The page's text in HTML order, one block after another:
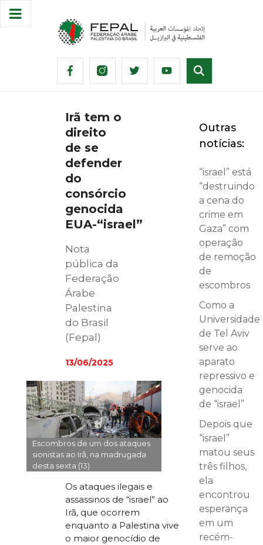
Irã tem o
direito
de se
defender
do
consórcio
genocida
EUA-“israel”
Nota
pública da
Federação
Árabe
Palestina
do Brasil
(Fepal)
13/06/2025
Escombros de um dos ataques
sionistas ao Irã, na madrugada
desta sexta (13)
Os ataques ilegais e
assassinos de “israel” ao
Irã, que ocorrem
enquanto a Palestina vive
o maior genocídio de
Outras
notícias:
“israel” está
“destruindo
a cena do
crime em
Gaza” com
operação
de remoção
de
escombros
Como a
Universidade
de Tel Aviv
serve ao
aparato
repressivo e
genocida
de “israel”
Depois que
“israel”
matou seus
três filhos,
ela
encontrou
esperança
em um
recém-